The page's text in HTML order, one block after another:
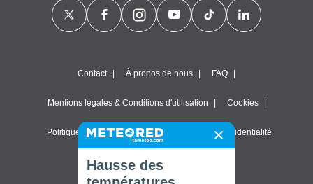
Contact À propos de nous FAQ
Mentions légales & Conditions d'utilisation Cookies
Politique de confidentialité Paramètres de confidentialité
© 2026 Meteored. Tous droits réservés
Hausse des